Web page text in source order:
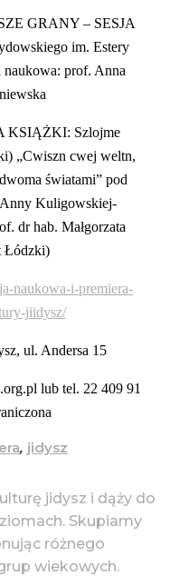
GRANY – SESJA
im. Estery
prof. Anna
KSIĄŻKI: Szlojme
„Cwiszn cwej weltn,
światami” pod
Kuligowskiej-
dr hab. Małgorzata
Łódzki)
naukowa-i-premiera-
jiidysz/
ul. Andersa 15
lub tel. 22 409 91
, jidysz
jidysz i dąży do
Skupiamy
różnego
wiekowych.